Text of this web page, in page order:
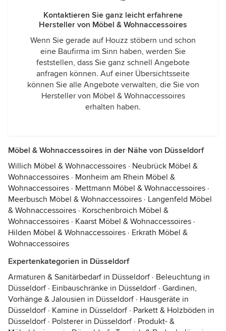
Kontaktieren Sie ganz leicht erfahrene
Hersteller von Möbel & Wohnaccessoires
Wenn Sie gerade auf Houzz stöbern und schon
eine Baufirma im Sinn haben, werden Sie
feststellen, dass Sie ganz schnell Angebote
anfragen können. Auf einer Übersichtsseite
können Sie alle Angebote verwalten, die Sie von
Hersteller von Möbel & Wohnaccessoires
erhalten haben.
Möbel & Wohnaccessoires in der Nähe von Düsseldorf
Willich Möbel & Wohnaccessoires · Neubrück Möbel &
Wohnaccessoires · Monheim am Rhein Möbel &
Wohnaccessoires · Mettmann Möbel & Wohnaccessoires ·
Meerbusch Möbel & Wohnaccessoires · Langenfeld Möbel
& Wohnaccessoires · Korschenbroich Möbel &
Wohnaccessoires · Kaarst Möbel & Wohnaccessoires ·
Hilden Möbel & Wohnaccessoires · Erkrath Möbel &
Wohnaccessoires
Expertenkategorien in Düsseldorf
Armaturen & Sanitärbedarf in Düsseldorf· Beleuchtung in
Düsseldorf· Einbauschränke in Düsseldorf· Gardinen,
Vorhänge & Jalousien in Düsseldorf· Hausgeräte in
Düsseldorf· Kamine in Düsseldorf· Parkett & Holzböden in
Düsseldorf· Polsterer in Düsseldorf· Produkt- &